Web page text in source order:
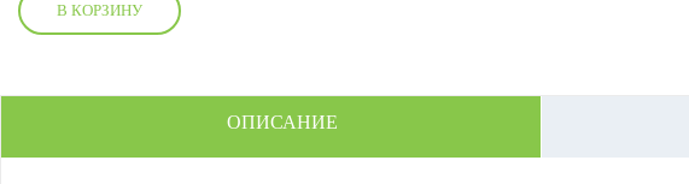
В КОРЗИНУ
ОПИСАНИЕ